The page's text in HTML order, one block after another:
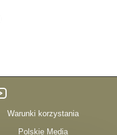
Warunki korzystania
Polskie Media